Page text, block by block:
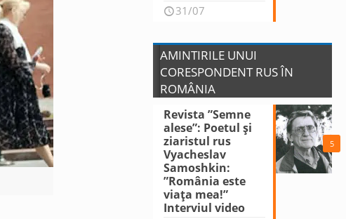
31/07
AMINTIRILE UNUI
CORESPONDENT RUS ÎN
ROMÂNIA
5
Revista ”Semne
alese”: Poetul și
ziaristul rus
Vyacheslav
Samoshkin:
”România este
viața mea!”
Interviul video